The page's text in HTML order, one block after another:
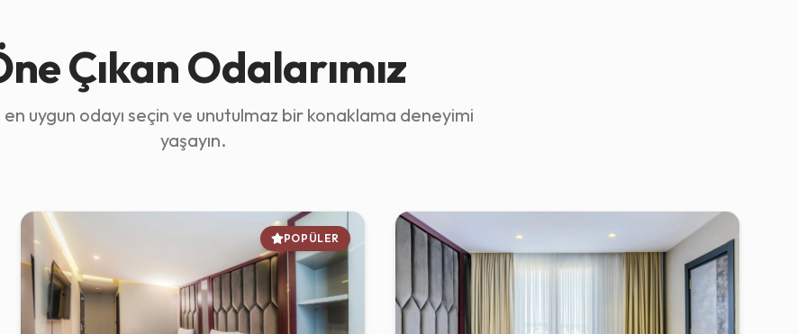
Çıkan Odalarımız
en uygun odayı seçin ve unutulmaz bir konaklama deneyimi
yaşayın.
POPÜLER